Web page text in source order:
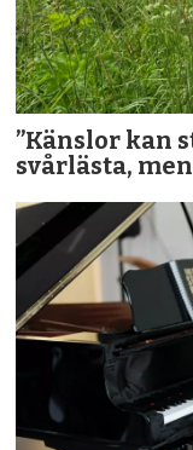
”Känslor kan
svårlästa,